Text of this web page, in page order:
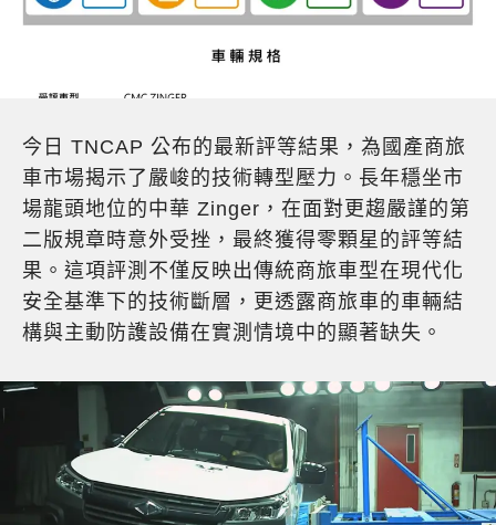
今日 TNCAP 公布的最新評等結果，為國產商旅
車市場揭示了嚴峻的技術轉型壓力。長年穩坐市
場龍頭地位的中華 Zinger，在面對更趨嚴謹的第
二版規章時意外受挫，最終獲得零顆星的評等結
果。這項評測不僅反映出傳統商旅車型在現代化
安全基準下的技術斷層，更透露商旅車的車輛結
構與主動防護設備在實測情境中的顯著缺失。